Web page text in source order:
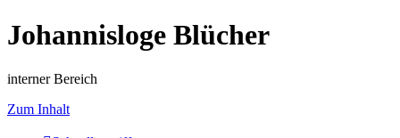
Johannisloge Blücher
interner Bereich
Zum Inhalt